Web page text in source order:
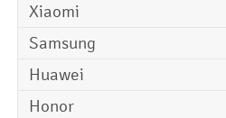
Xiaomi
Samsung
Huawei
Honor